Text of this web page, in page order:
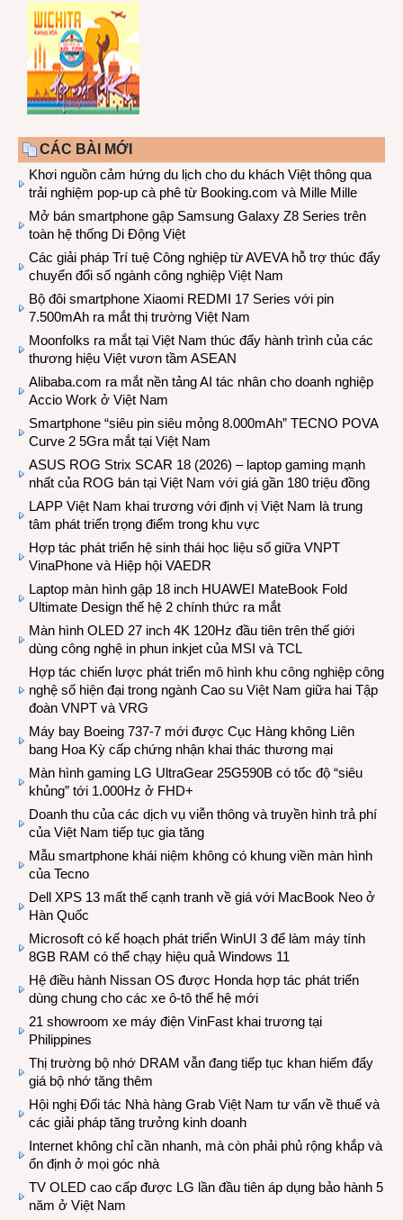
CÁC BÀI MỚI
Khơi nguồn cảm hứng du lịch cho du khách Việt thông qua
trải nghiệm pop-up cà phê từ Booking.com và Mille Mille
Mở bán smartphone gập Samsung Galaxy Z8 Series trên
toàn hệ thống Di Động Việt
Các giải pháp Trí tuệ Công nghiệp từ AVEVA hỗ trợ thúc đẩy
chuyển đổi số ngành công nghiệp Việt Nam
Bộ đôi smartphone Xiaomi REDMI 17 Series với pin
7.500mAh ra mắt thị trường Việt Nam
Moonfolks ra mắt tại Việt Nam thúc đẩy hành trình của các
thương hiệu Việt vươn tầm ASEAN
Alibaba.com ra mắt nền tảng AI tác nhân cho doanh nghiệp
Accio Work ở Việt Nam
Smartphone “siêu pin siêu mỏng 8.000mAh” TECNO POVA
Curve 2 5Gra mắt tại Việt Nam
ASUS ROG Strix SCAR 18 (2026) – laptop gaming mạnh
nhất của ROG bán tại Việt Nam với giá gần 180 triệu đồng
LAPP Việt Nam khai trương với định vị Việt Nam là trung
tâm phát triển trọng điểm trong khu vực
Hợp tác phát triển hệ sinh thái học liệu số giữa VNPT
VinaPhone và Hiệp hội VAEDR
Laptop màn hình gập 18 inch HUAWEI MateBook Fold
Ultimate Design thế hệ 2 chính thức ra mắt
Màn hình OLED 27 inch 4K 120Hz đầu tiên trên thế giới
dùng công nghệ in phun inkjet của MSI và TCL
Hợp tác chiến lược phát triển mô hình khu công nghiệp công
nghệ số hiện đại trong ngành Cao su Việt Nam giữa hai Tập
đoàn VNPT và VRG
Máy bay Boeing 737-7 mới được Cục Hàng không Liên
bang Hoa Kỳ cấp chứng nhận khai thác thương mại
Màn hình gaming LG UltraGear 25G590B có tốc độ “siêu
khủng” tới 1.000Hz ở FHD+
Doanh thu của các dịch vụ viễn thông và truyền hình trả phí
của Việt Nam tiếp tục gia tăng
Mẫu smartphone khái niệm không có khung viền màn hình
của Tecno
Dell XPS 13 mất thế cạnh tranh về giá với MacBook Neo ở
Hàn Quốc
Microsoft có kế hoạch phát triển WinUI 3 để làm máy tính
8GB RAM có thể chạy hiệu quả Windows 11
Hệ điều hành Nissan OS được Honda hợp tác phát triển
dùng chung cho các xe ô-tô thế hệ mới
21 showroom xe máy điện VinFast khai trương tại
Philippines
Thị trường bộ nhớ DRAM vẫn đang tiếp tục khan hiếm đẩy
giá bộ nhớ tăng thêm
Hội nghị Đối tác Nhà hàng Grab Việt Nam tư vấn về thuế và
các giải pháp tăng trưởng kinh doanh
Internet không chỉ cần nhanh, mà còn phải phủ rộng khắp và
ổn định ở mọi góc nhà
TV OLED cao cấp được LG lần đầu tiên áp dụng bảo hành 5
năm ở Việt Nam